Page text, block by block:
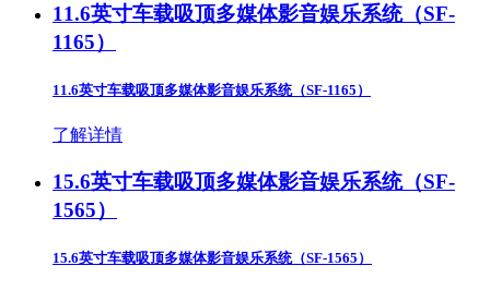
11.6英寸车载吸顶多媒体影音娱乐系统（SF-
1165）
11.6英寸车载吸顶多媒体影音娱乐系统（SF-1165）
了解详情
15.6英寸车载吸顶多媒体影音娱乐系统（SF-
1565）
15.6英寸车载吸顶多媒体影音娱乐系统（SF-1565）